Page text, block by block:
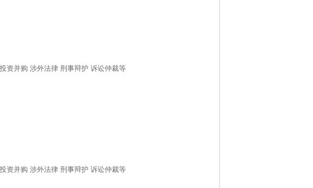
资并购 涉外法律 刑事辩护 诉讼仲裁等
资并购 涉外法律 刑事辩护 诉讼仲裁等